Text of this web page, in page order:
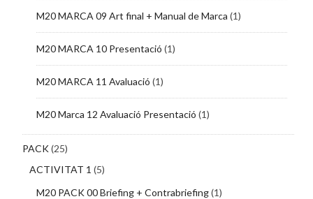
M20 MARCA 09 Art final + Manual de Marca (1)
M20 MARCA 10 Presentació (1)
M20 MARCA 11 Avaluació (1)
M20 Marca 12 Avaluació Presentació (1)
PACK(25)
ACTIVITAT 1 (5)
M20 PACK 00 Briefing + Contrabriefing(1)